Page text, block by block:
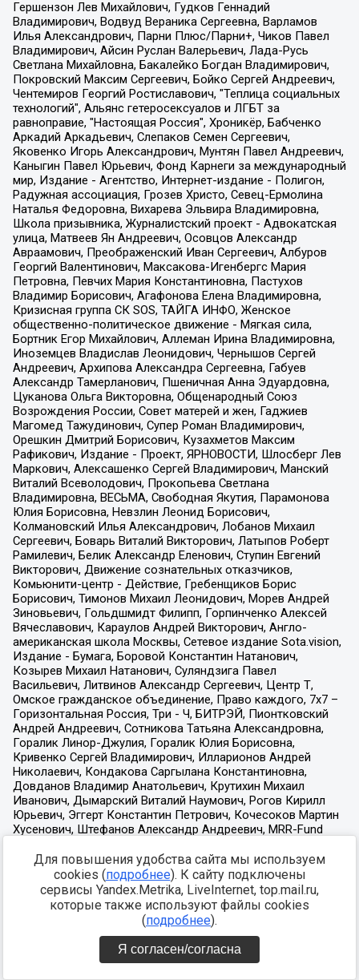
Для повышения удобства сайта мы используем
cookies (подробнее). К сайту подключены
сервисы Yandex.Metrika, LiveInternet, top.mail.ru,
которые также используют файлы cookies
(подробнее).
Я согласен/согласна